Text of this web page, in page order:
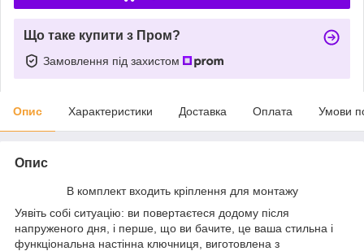
Що таке купити з Пром?
Замовлення під захистом
Опис Характеристики Доставка Оплата Умови
Опис
В комплект входить кріплення для монтажу
Уявіть собі ситуацію: ви повертаєтеся додому після
напруженого дня, і перше, що ви бачите, це ваша стильна і
функціональна настінна ключниця, виготовлена з